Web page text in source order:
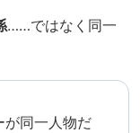
……ではなく同一
が同一人物だ